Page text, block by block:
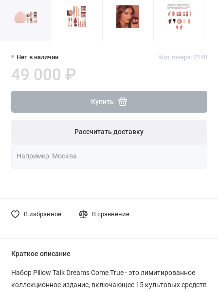
Нет в наличии Код товара: 2148
49 000 ₽
Купить
Рассчитать доставку
В избранное В сравнение
Краткое описание
Набор Pillow Talk Dreams Come True - это лимитированное
коллекционное издание, включающее 15 культовых средств